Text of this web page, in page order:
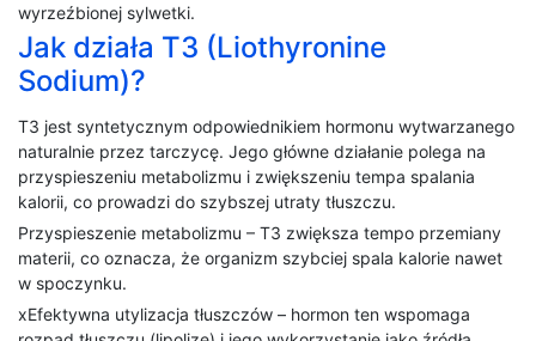
wyrzeźbionej sylwetki.
Jak działa T3 (Liothyronine
Sodium)?
T3 jest syntetycznym odpowiednikiem hormonu wytwarzanego
naturalnie przez tarczycę. Jego główne działanie polega na
przyspieszeniu metabolizmu i zwiększeniu tempa spalania
kalorii, co prowadzi do szybszej utraty tłuszczu.
Przyspieszenie metabolizmu – T3 zwiększa tempo przemiany
materii, co oznacza, że organizm szybciej spala kalorie nawet
w spoczynku.
xEfektywna utylizacja tłuszczów – hormon ten wspomaga